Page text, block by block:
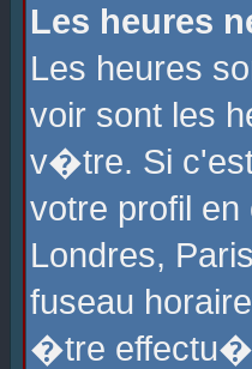
Les heures
Les heures
voir sont les
v�tre. Si
votre profil
Londres,
fuseau
�tre effectu�